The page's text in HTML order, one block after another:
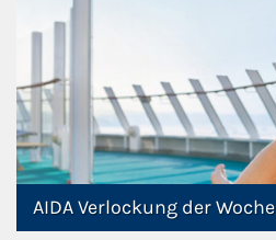
AIDA Verlockung der Woche